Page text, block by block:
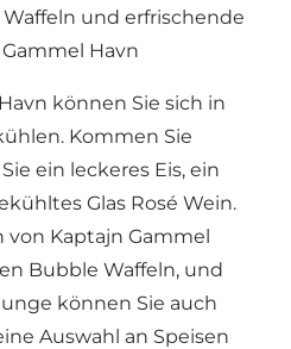
und erfrischende
Havn
können Sie sich in
Kommen Sie
ein leckeres Eis, ein
Glas Rosé Wein.
von Kaptajn Gammel
Bubble Waffeln, und
können Sie auch
Auswahl an Speisen